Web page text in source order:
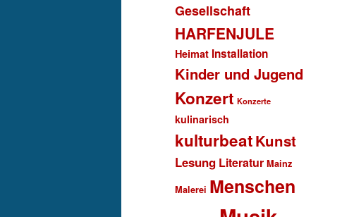
Gesellschaft
HARFENJULE
Heimat Installation
Kinder und Jugend
Konzert Konzerte
kulinarisch
kulturbeatKunst
Lesung Literatur Mainz
Malerei Menschen